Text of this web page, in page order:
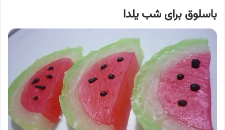
باسلوق برای شب یلدا